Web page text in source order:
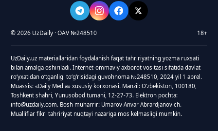
© 2026 UzDaily · OAV №248510 18+
UzDaily.uz materiallaridan foydalanish faqat tahririyatning yozma ruxsati
bilan amalga oshiriladi. Internet-ommaviy axborot vositasi sifatida davlat
roʻyxatidan oʻtganligi toʻgʻrisidagi guvohnoma №248510, 2024 yil 1 aprel.
Muassis: «Daily Media» xususiy korxonasi. Manzil: Oʻzbekiston, 100180,
Toshkent shahri, Yunusobod tumani, 12-27-73. Elektron pochta:
info@uzdaily.com. Bosh muharrir: Umarov Anvar Abrardjanovich.
Mualliflar fikri tahririyat nuqtayi nazariga mos kelmasligi mumkin.